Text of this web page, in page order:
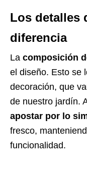
Los detalles
diferencia
La composición
el diseño. Esto se
decoración, que
de nuestro jardín.
apostar por lo
fresco,
funcionalidad.